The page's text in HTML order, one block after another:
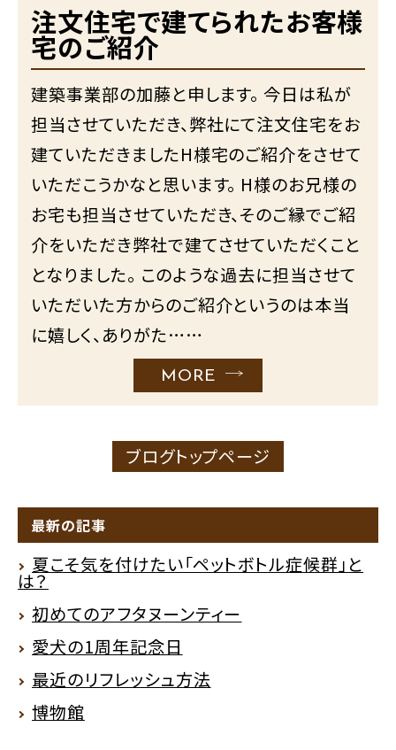
注文住宅で建てられたお客様
宅のご紹介
建築事業部の加藤と申します。 今日は私が
担当させていただき、弊社にて注文住宅をお
建ていただきましたH様宅のご紹介をさせて
いただこうかなと思います。 H様のお兄様の
お宅も担当させていただき、そのご縁でご紹
介をいただき弊社で建てさせていただくこと
となりました。 このような過去に担当させて
いただいた方からのご紹介というのは本当
に嬉しく、ありがた……
MORE
ブログトップページ
最新の記事
夏こそ気を付けたい「ペットボトル症候群」と
は？
初めてのアフタヌーンティー
愛犬の1周年記念日
最近のリフレッシュ方法
博物館